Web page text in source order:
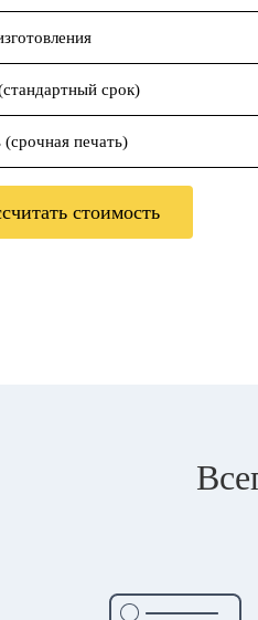
срок)
(срочная печать)
стоимость